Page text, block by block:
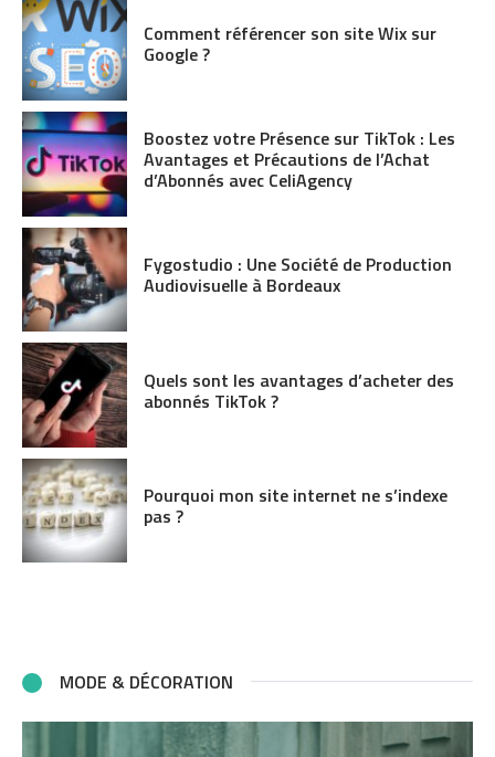
Comment référencer son site Wix sur
Google ?
Boostez votre Présence sur TikTok : Les
Avantages et Précautions de l’Achat
d’Abonnés avec CeliAgency
Fygostudio : Une Société de Production
Audiovisuelle à Bordeaux
Quels sont les avantages d’acheter des
abonnés TikTok ?
Pourquoi mon site internet ne s’indexe
pas ?
MODE & DÉCORATION